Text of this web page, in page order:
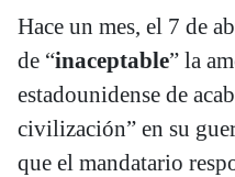
Hace un mes, el 7 de
de “inaceptable” la
estadounidense de
civilización” en su
que el mandatario